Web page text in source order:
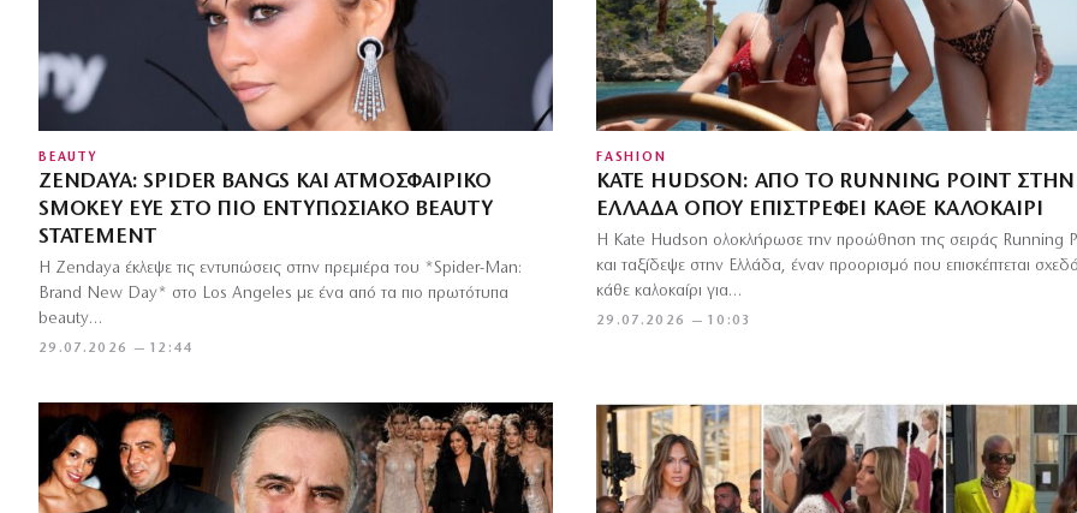
BEAUTY
ZENDAYA: SPIDER BANGS ΚΑΙ ΑΤΜΟΣΦΑΙΡΙΚΌ
SMOKEY EYE ΣΤΟ ΠΙΟ ΕΝΤΥΠΩΣΙΑΚΌ BEAUTY
STATEMENT
29.07.2026 — 12:44
Η Zendaya έκλεψε τις εντυπώσεις στην πρεμιέρα του *Spider-Man:
Brand New Day* στο Los Angeles με ένα από τα πιο πρωτότυπα
beauty…
FASHION
KATE HUDSON: ΑΠΌ ΤΟ RUNNING POINT ΣΤΗΝ
ΕΛΛΆΔΑ ΌΠΟΥ ΕΠΙΣΤΡΈΦΕΙ ΚΆΘΕ ΚΑΛΟΚΑΊΡΙ
29.07.2026 — 10:03
Η Kate Hudson ολοκλήρωσε την προώθηση της σειράς Running
και ταξίδεψε στην Ελλάδα, έναν προορισμό που επισκέπτεται
κάθε καλοκαίρι για…